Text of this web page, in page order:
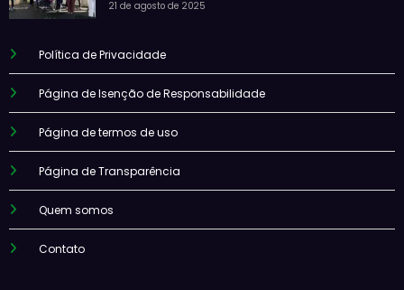
21 de agosto de 2025
Política de Privacidade
Página de Isenção de Responsabilidade
Página de termos de uso
Página de Transparência
Quem somos
Contato